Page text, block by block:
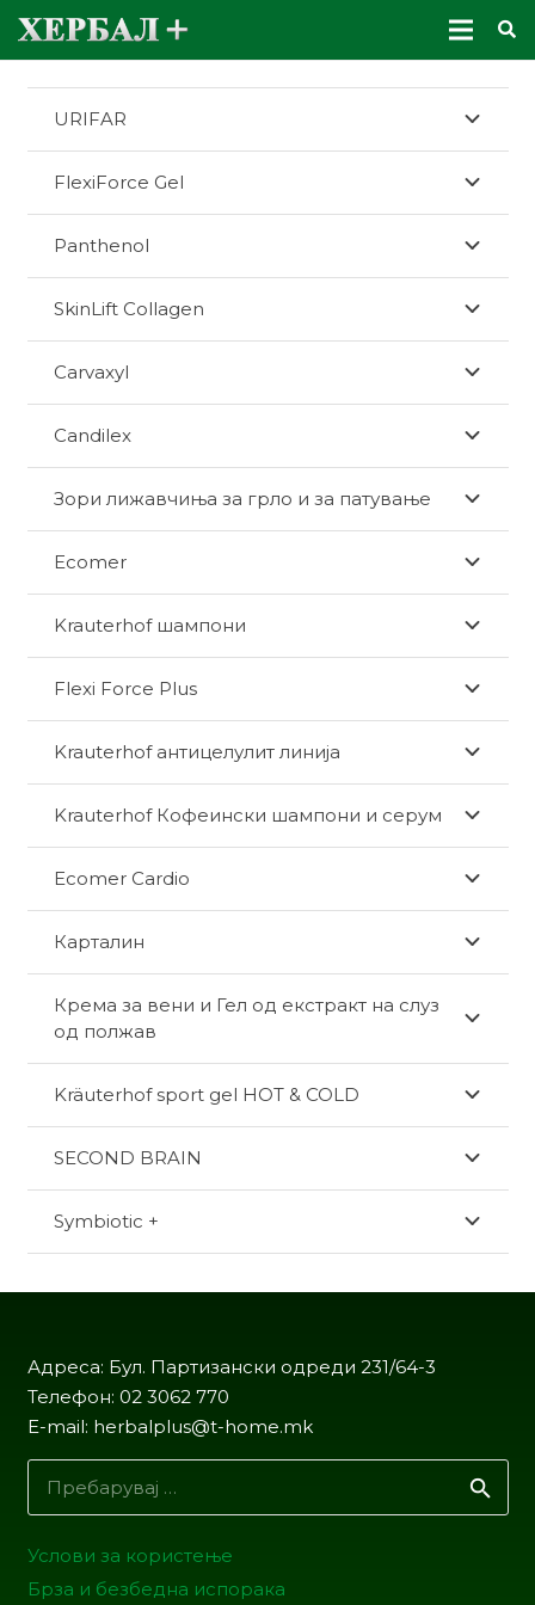
URIFAR
FlexiForce Gel
Panthenol
SkinLift Collagen
Carvaxyl
Candilex
Зори лижавчиња за грло и за патување
Ecomer
Krauterhof шампони
Flexi Force Plus
Krauterhof антицелулит линија
Krauterhof Кофеински шампони и серум
Ecomer Cardio
Карталин
Крема за вени и Гел од екстракт на слуз
од полжав
Kräuterhof sport gel HOT & COLD
SECOND BRAIN
Symbiotic +
Адреса: Бул. Партизански одреди 231/64-3
Телефон: 02 3062 770
E-mail: herbalplus@t-home.mk
Услови за користење
Брза и безбедна испорака